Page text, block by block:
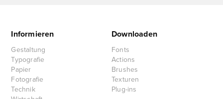
Informieren
Gestaltung
Typografie
Papier
Fotografie
Technik
Downloaden
Fonts
Actions
Brushes
Texturen
Plug-ins